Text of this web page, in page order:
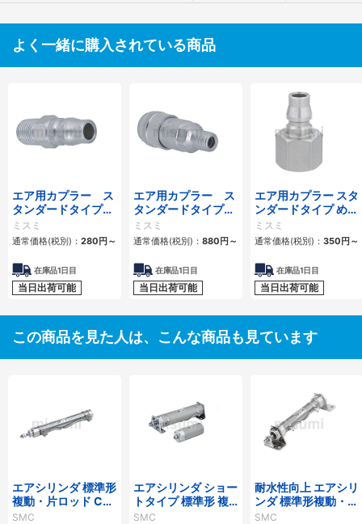
よく一緒に購入されている商品
エア用カプラー ス
タンダードタイプ
おねじプラグ
ミスミ
通常価格(税別)： 280 円 ～
在庫品1日目
当日出荷可能
エア用カプラー ス
タンダードタイプ
おねじソケット
ミスミ
通常価格(税別)： 880 円 ～
在庫品1日目
当日出荷可能
エア用カプラー スタ
ンダードタイプ めね
じプラグ
ミスミ
通常価格(税別)： 350 円 ～
在庫品1日目
当日出荷可能
この商品を見た人は、こんな商品も見ています
エアシリンダ 標準形
複動・片ロッド CJ2
シリーズ
SMC
エアシリンダ ショー
トタイプ 標準形 複
動・片ロッド CG3
SMC
耐水性向上 エアシリ
ンダ 標準形複動・片
ロッド CM2シリー
SMC